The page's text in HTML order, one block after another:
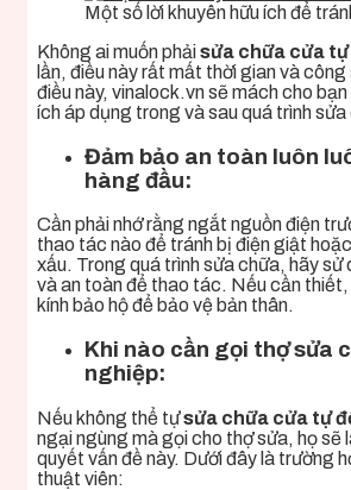
Một số lời khuyên hữu ích để
Không ai muốn phảisửa chữa cửa
lần, điều này rất mất thời gian và
điều này, vinalock.vn sẽ mách cho
ích áp dụng trong và sau quá trình sửa
Đảm bảo an toàn luôn
hàng đầu:
Cần phải nhớ rằng ngắt nguồn điện
thao tác nào để tránh bị điện giật
xấu. Trong quá trình sửa chữa, hãy sử
và an toàn để thao tác. Nếu cần
kính bảo hộ để bảo vệ bản thân.
Khi nào cần gọi thợ sửa
nghiệp:
Nếu không thể tựsửa chữa cửa tự
ngại ngùng mà gọi cho thợ sửa, họ sẽ
quyết vấn đề này. Dưới đây là trường
thuật viên: